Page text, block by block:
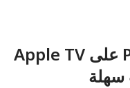
ابدأ استخدام PandaVPN على Apple TV